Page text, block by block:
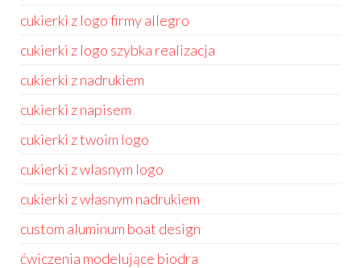
cukierki z logo firmy allegro
cukierki z logo szybka realizacja
cukierki z nadrukiem
cukierki z napisem
cukierki z twoim logo
cukierki z wlasnym logo
cukierki z własnym nadrukiem
custom aluminum boat design
ćwiczenia modelujące biodra